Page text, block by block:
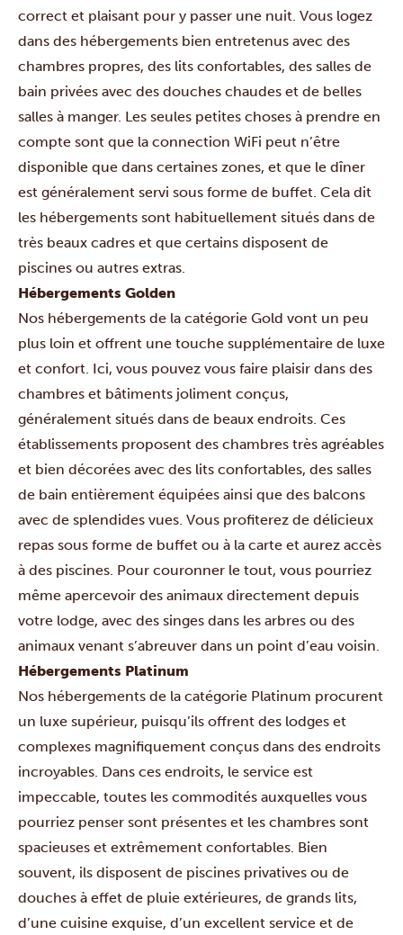
correct et plaisant pour y passer une nuit. Vous logez
dans des hébergements bien entretenus avec des
chambres propres, des lits confortables, des salles de
bain privées avec des douches chaudes et de belles
salles à manger. Les seules petites choses à prendre en
compte sont que la connection WiFi peut n’être
disponible que dans certaines zones, et que le dîner
est généralement servi sous forme de buffet. Cela dit
les hébergements sont habituellement situés dans de
très beaux cadres et que certains disposent de
piscines ou autres extras.
Hébergements Golden
Nos hébergements de la catégorie Gold vont un peu
plus loin et offrent une touche supplémentaire de luxe
et confort. Ici, vous pouvez vous faire plaisir dans des
chambres et bâtiments joliment conçus,
généralement situés dans de beaux endroits. Ces
établissements proposent des chambres très agréables
et bien décorées avec des lits confortables, des salles
de bain entièrement équipées ainsi que des balcons
avec de splendides vues. Vous profiterez de délicieux
repas sous forme de buffet ou à la carte et aurez accès
à des piscines. Pour couronner le tout, vous pourriez
même apercevoir des animaux directement depuis
votre lodge, avec des singes dans les arbres ou des
animaux venant s’abreuver dans un point d’eau voisin.
Hébergements Platinum
Nos hébergements de la catégorie Platinum procurent
un luxe supérieur, puisqu’ils offrent des lodges et
complexes magnifiquement conçus dans des endroits
incroyables. Dans ces endroits, le service est
impeccable, toutes les commodités auxquelles vous
pourriez penser sont présentes et les chambres sont
spacieuses et extrêmement confortables. Bien
souvent, ils disposent de piscines privatives ou de
douches à effet de pluie extérieures, de grands lits,
d’une cuisine exquise, d’un excellent service et de